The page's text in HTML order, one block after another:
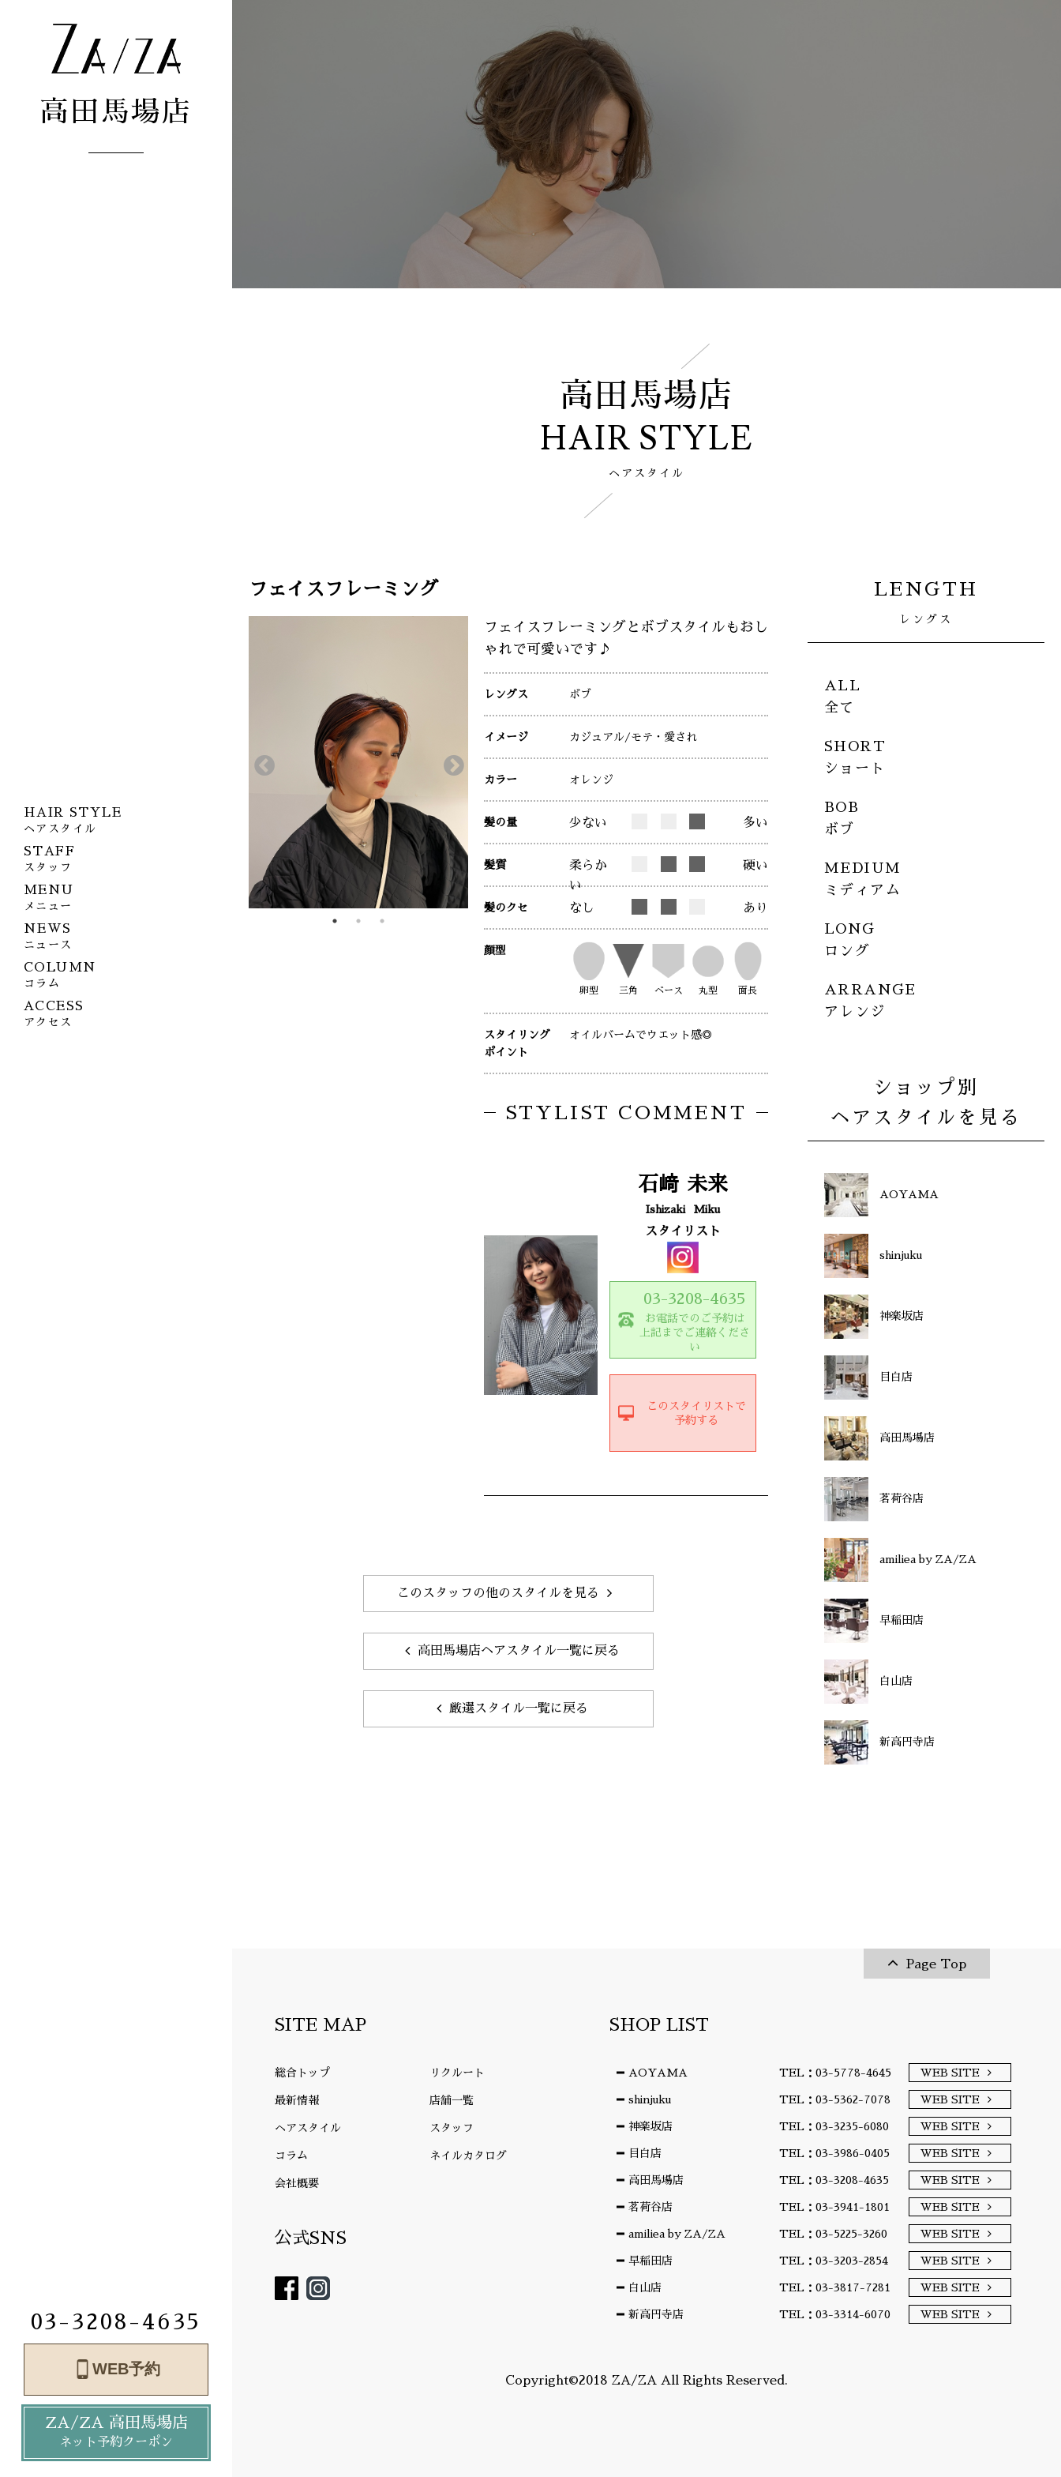
高田馬場店
HAIR STYLE
ヘアスタイル
STAFF
スタッフ
MENU
メニュー
NEWS
ニュース
COLUMN
コラム
ACCESS
アクセス
03-3208-4635
WEB予約
ZA/ZA 高田馬場店
ネット予約クーポン
高田馬場店
HAIR STYLE
ヘアスタイル
フェイスフレーミング
フェイスフレーミングとボブスタイルもおし
ゃれで可愛いです♪
レングス ボブ
イメージ カジュアル /モテ・愛され
カラー オレンジ
髪の量 少ない 多い
髪質
柔らか
い
硬い
髪のクセ なし あり
顔型
卵型 三角 ベース 丸型 面長
スタイリング
ポイント
オイルバームでウエット感◎
STYLIST COMMENT
石﨑 未来
Ishizaki Miku
スタイリスト
03-3208-4635
お電話でのご予約は
上記までご連絡くださ
い
このスタイリストで
予約する
このスタッフの他のスタイルを見る
高田馬場店ヘアスタイル一覧に戻る
厳選スタイル一覧に戻る
LENGTH
レングス
ALL
全て
SHORT
ショート
BOB
ボブ
MEDIUM
ミディアム
LONG
ロング
ARRANGE
アレンジ
ショップ別
ヘアスタイルを見る
AOYAMA
shinjuku
神楽坂店
目白店
高田馬場店
茗荷谷店
amiliea by ZA/ZA
早稲田店
白山店
新高円寺店
Page Top
SITE MAP
総合トップ リクルート
最新情報 店舗一覧
ヘアスタイル スタッフ
コラム ネイルカタログ
会社概要
公式SNS
SHOP LIST
AOYAMA TEL：03-5778-4645 WEB SITE
shinjuku TEL：03-5362-7078 WEB SITE
神楽坂店 TEL：03-3235-6080 WEB SITE
目白店 TEL：03-3986-0405 WEB SITE
高田馬場店 TEL：03-3208-4635 WEB SITE
茗荷谷店 TEL：03-3941-1801 WEB SITE
amiliea by ZA/ZA TEL：03-5225-3260 WEB SITE
早稲田店 TEL：03-3203-2854 WEB SITE
白山店 TEL：03-3817-7281 WEB SITE
新高円寺店 TEL：03-3314-6070 WEB SITE
Copyright©2018 ZA/ZA All Rights Reserved.